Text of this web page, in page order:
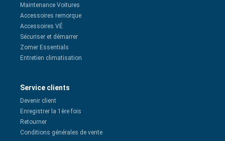
Maintenance Voitures
Accessoires remorque
Accessoires VÉ
Sécuriser et démarrer
Zomer Essentials
Entretien climatisation
Service clients
Devenir client
Enregistrer la 1ère fois
Retourner
Conditions générales de vente